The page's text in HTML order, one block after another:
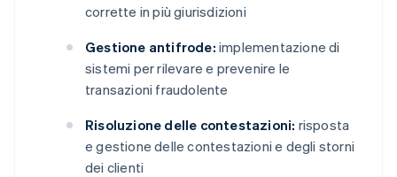
corrette in più giurisdizioni
Gestione antifrode: implementazione di
sistemi per rilevare e prevenire le
transazioni fraudolente
Risoluzione delle contestazioni: risposta
e gestione delle contestazioni e degli storni
dei clienti